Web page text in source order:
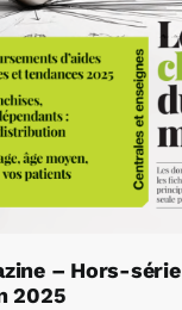
– Hors-série
2025